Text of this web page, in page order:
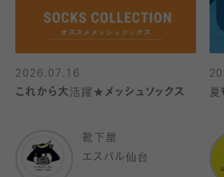
2026.07.16
これから大活躍★メッシュソックス
靴下屋
エスパル仙台
夏